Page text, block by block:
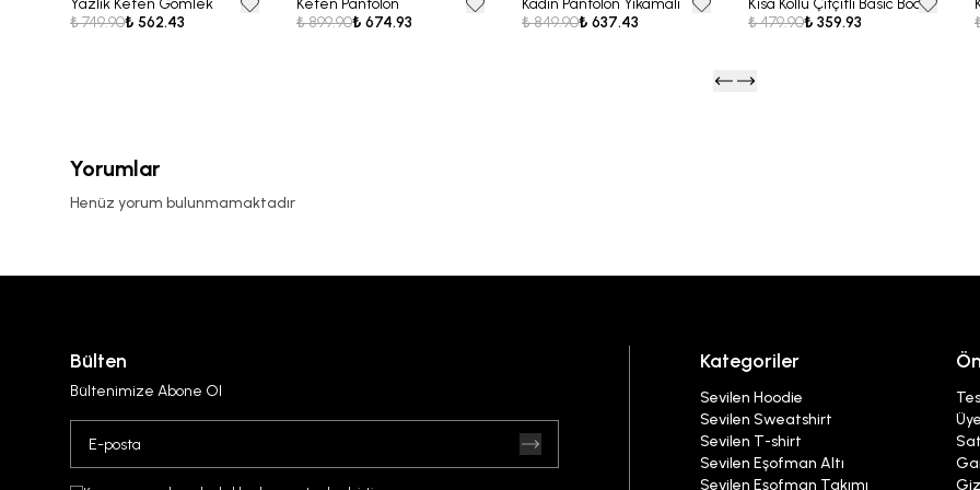
25% OFF
Yazlık Keten Gömlek
₺ 749.90₺ 562.43
25% OFF
Keten Pantolon
₺ 899.90₺ 674.93
25% OFF
Kadın Pantolon Yıkamalı
₺ 849.90₺ 637.43
25% OFF
Kısa Kollu Çıtçıtlı Basic Body
₺ 479.90₺ 359.93
Yorumlar
Henüz yorum bulunmamaktadır
Bülten
Bültenimize Abone Ol
Kategoriler
Sevilen Hoodie
Sevilen Sweatshirt
Sevilen T-shirt
Sevilen Eşofman Altı
Sevilen Eşofman Takımı